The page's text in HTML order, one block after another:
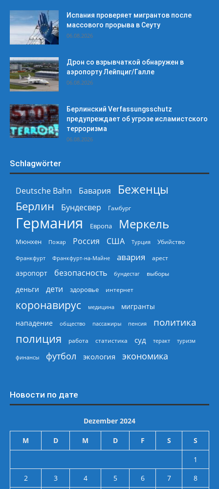
Испания проверяет мигрантов после
массового прорыва в Сеуту
06.08.2026
Дрон со взрывчаткой обнаружен в
аэропорту Лейпциг/Галле
06.08.2026
Берлинский Verfassungsschutz
предупреждает об угрозе исламистского
терроризма
06.08.2026
Schlagwörter
Deutsche Bahn Бавария
Беженцы
Берлин
Бундесвер Гамбург
Германия Европа Меркель
Мюнхен Пожар Россия США Турция Убийство
Франкфурт Франкфурт-на-Майне авария арест
аэропорт безопасность бундестаг выборы
деньги дети здоровье интернет
коронавирус медицина
мигранты
нападение
общество пассажиры пенсия политика
полиция работа статистика суд теракт туризм
финансы футбол экология экономика
Новости по дате
Dezember 2024
M D M D F S S
1
2
3 4 5 6 7 8